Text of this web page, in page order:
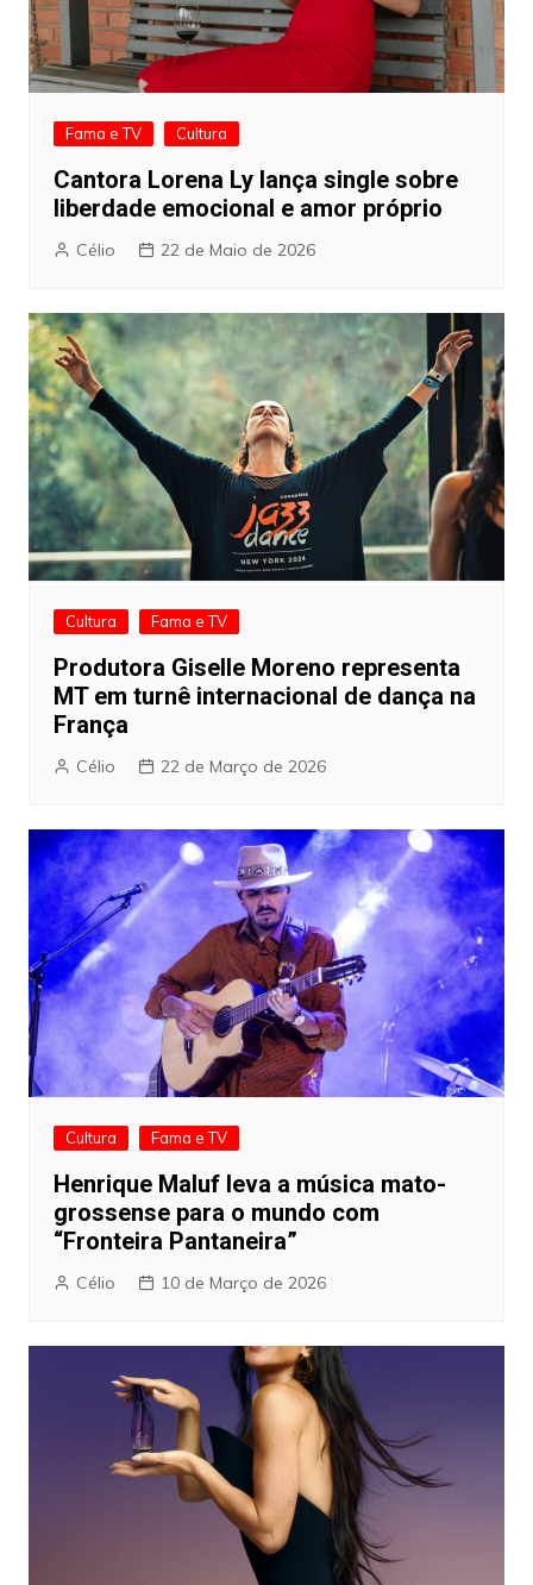
Fama e TV Cultura
Cantora Lorena Ly lança single sobre
liberdade emocional e amor próprio
Célio 22 de Maio de 2026
Cultura Fama e TV
Produtora Giselle Moreno representa
MT em turnê internacional de dança na
França
Célio 22 de Março de 2026
Cultura Fama e TV
Henrique Maluf leva a música mato-
grossense para o mundo com
“Fronteira Pantaneira”
Célio 10 de Março de 2026